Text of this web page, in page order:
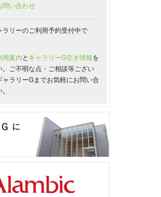
問い合わせ
ラリーのご利用予約受付中で
用案内と ギャラリーG空き情報を
。ご不明な点・ご相談等ござい
ャラリーGまでお気軽にお問い合